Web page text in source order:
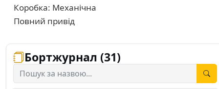
Коробка: Механічна
Повний привід
Бортжурнал (31)